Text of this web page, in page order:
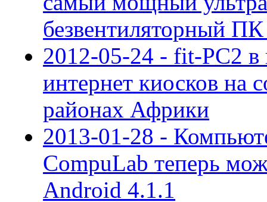
безвентиляторный
2012-05-24 - fit-PC2 в
интернет киосков на
районах Африки
2013-01-28 -
CompuLab теперь
Android 4.1.1